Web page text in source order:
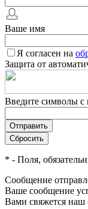
Ваше имя
Я согласен на
Защита от
Введите символы с
* - Поля,
Сообщение
Ваше сообщение
Вами свяжется наш